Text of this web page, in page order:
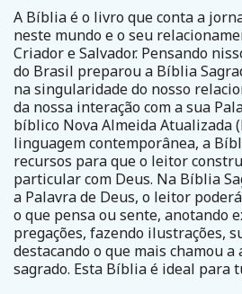
A Bíblia é o livro que conta a
neste mundo e o seu
Criador e Salvador. Pensando
do Brasil preparou a Bíblia
na singularidade do nosso
da nossa interação com a sua
bíblico Nova Almeida Atualizada
linguagem contemporânea, a
recursos para que o leitor
particular com Deus. Na Bíblia
a Palavra de Deus, o leitor
o que pensa ou sente, anotando
pregações, fazendo ilustrações,
destacando o que mais chamou
sagrado. Esta Bíblia é ideal para